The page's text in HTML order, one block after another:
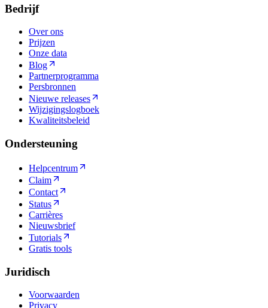
Bedrijf
Over ons
Prijzen
Onze data
Blog
Partnerprogramma
Persbronnen
Nieuwe releases
Wijzigingslogboek
Kwaliteitsbeleid
Ondersteuning
Helpcentrum
Claim
Contact
Status
Carrières
Nieuwsbrief
Tutorials
Gratis tools
Juridisch
Voorwaarden
Privacy